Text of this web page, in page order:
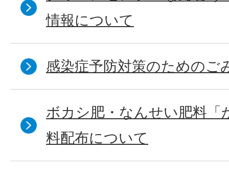
情報について
感染症予防対策のためのご
ボカシ肥・なんせい肥料「
料配布について